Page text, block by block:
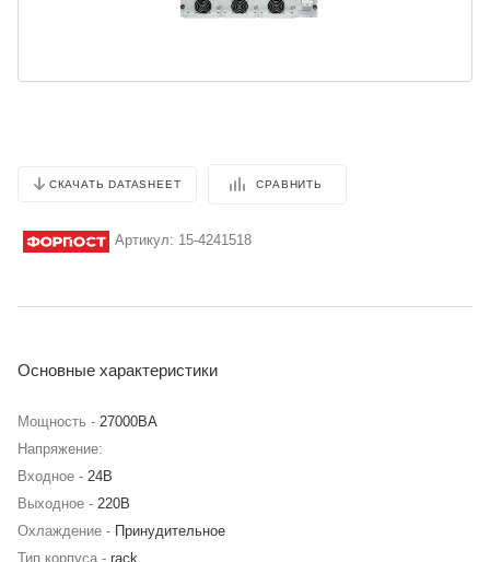
СКАЧАТЬ DATASHEET СРАВНИТЬ
Артикул: 15-4241518
Основные характеристики
Мощность - 27000BA
Напряжение:
Входное - 24В
Выходное - 220В
Охлаждение - Принудительное
Тип корпуса - rack